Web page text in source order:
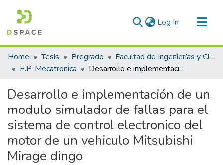
Log In (current)
Communities & Collections
All of DSpace
Home Tesis Pregrado
Facultad de Ingenierías y Ciencias Puras
E.P. Mecatronica
Desarrollo e implementación de un modulo simulador de fallas para el sistema de control electronico del motor de un vehiculo Mitsubishi Mirage dingo
Desarrollo e implementación de un
modulo simulador de fallas para el
sistema de control electronico del
motor de un vehiculo Mitsubishi
Mirage dingo